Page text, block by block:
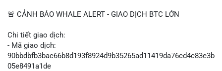
🚨 CẢNH BÁO WHALE ALERT - GIAO DỊCH BTC LỚN
Chi tiết giao dịch:
- Mã giao dịch:
90bbdbfb3bac66b8d193f8924d9b35265ad11419da76cd4c83e3b
05e8491a1de